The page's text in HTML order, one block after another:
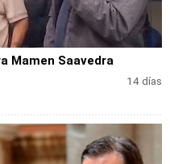
Mamen Saavedra
14 días